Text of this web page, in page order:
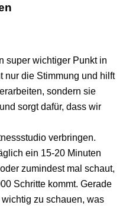
super wichtiger Punkt in
nur die Stimmung und hilft
sondern sie
sorgt dafür, dass wir
verbringen.
ein 15-20 Minuten
zumindest mal schaut,
Schritte kommt. Gerade
zu schauen, was